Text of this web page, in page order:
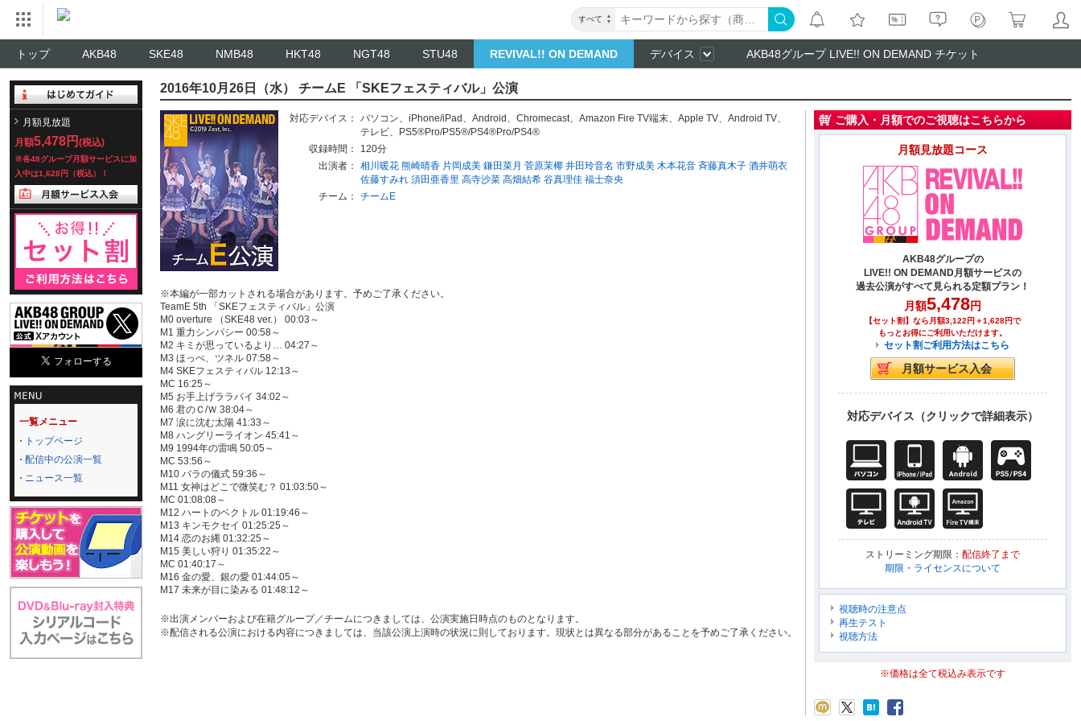
すべて
トップ AKB48 SKE48 NMB48 HKT48 NGT48 STU48 REVIVAL!! ON DEMAND デバイス AKB48グループ LIVE!! ON DEMAND チケット
月額見放題
月額5,478円 (税込)
※各48グループ月額サービスに加
入中は1,628円（税込）！
一覧メニュー
トップページ
配信中の公演一覧
ニュース一覧
2016年10月26日（水） チームE 「SKEフェスティバル」公演
対応デバイス： パソコン、 iPhone/iPad 、 Android 、 Chromecast、 Amazon Fire TV端末、 Apple TV、 Android TV、
テレビ、
PS5®Pro/PS5®/PS4®Pro/PS4®
収録時間：
120分
出演者：
相川暖花 熊崎晴香 片岡成美 鎌田菜月 菅原茉椰 井田玲音名 市野成美 木本花音 斉藤真木子 酒井萌衣
佐藤すみれ 須田亜香里 高寺沙菜 高畑結希 谷真理佳 福士奈央
チーム：
チームE
※本編が一部カットされる場合があります。予めご了承ください。
TeamE 5th 「SKEフェスティバル」公演
M0 overture （SKE48 ver.） 00:03～
M1 重力シンパシー 00:58～
M2 キミが思っているより… 04:27～
M3 ほっぺ、ツネル 07:58～
M4 SKEフェスティバル 12:13～
MC 16:25～
M5 お手上げララバイ 34:02～
M6 君のＣ/Ｗ 38:04～
M7 涙に沈む太陽 41:33～
M8 ハングリーライオン 45:41～
M9 1994年の雷鳴 50:05～
MC 53:56～
M10 バラの儀式 59:36～
M11 女神はどこで微笑む？ 01:03:50～
MC 01:08:08～
M12 ハートのベクトル 01:19:46～
M13 キンモクセイ 01:25:25～
M14 恋のお縄 01:32:25～
M15 美しい狩り 01:35:22～
MC 01:40:17～
M16 金の愛、銀の愛 01:44:05～
M17 未来が目に染みる 01:48:12～
※出演メンバーおよび在籍グループ／チームにつきましては、公演実施日時点のものとなります。
※配信される公演における内容につきましては、当該公演上演時の状況に則しております。現状とは異なる部分があることを予めご了承ください。
ご購入・月額でのご視聴はこちらから
月額見放題コース
AKB48グループの
LIVE!! ON DEMAND月額サービスの
過去公演がすべて見られる定額プラン！
月額5,478円
【セット割】なら月額3,122円＋1,628円で
もっとお得にご利用いただけます。
セット割ご利用方法はこちら
対応デバイス（クリックで詳細表示）
ストリーミング期限： 配信終了まで
期限・ライセンスについて
視聴時の注意点
再生テスト
視聴方法
※価格は全て税込み表示です